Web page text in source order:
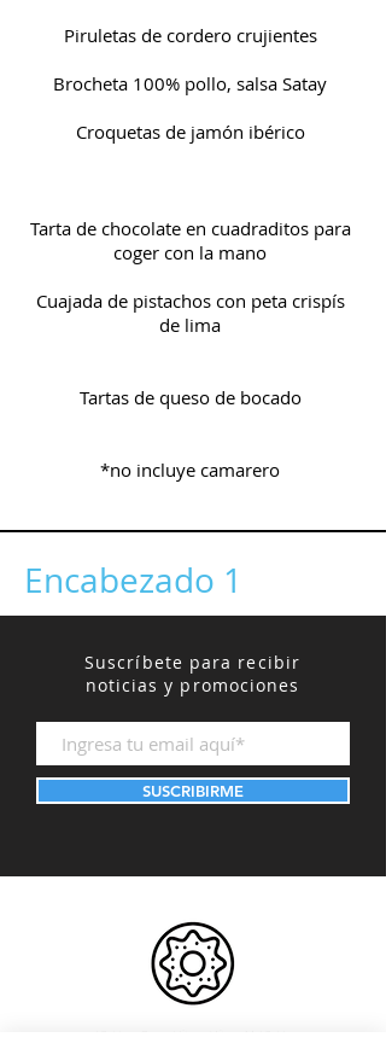
Piruletas de cordero crujientes
Brocheta 100% pollo, salsa Satay​
Croquetas de jamón ibérico
Tarta de chocolate en cuadraditos para
coger con la mano
Cuajada de pistachos con peta crispís
de lima
Tartas de queso de bocado
*no incluye camarero
Encabezado 1
Suscríbete para recibir
noticias y promociones
SUSCRIBIRME